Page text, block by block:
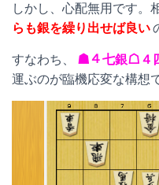
しかし、心配無用です。
らも銀を繰り出せば良い
すなわち、 ☗４七銀☖４
運ぶのが臨機応変な構想